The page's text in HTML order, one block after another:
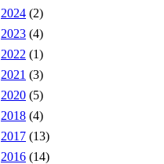
2024 (2)
2023 (4)
2022 (1)
2021 (3)
2020 (5)
2018 (4)
2017 (13)
2016 (14)